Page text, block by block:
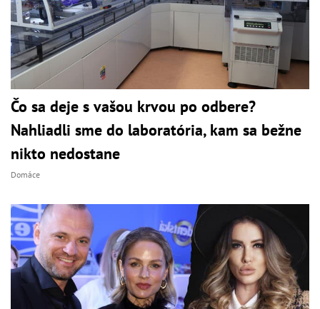
Čo sa deje s vašou krvou po odbere?
Nahliadli sme do laboratória, kam sa bežne
nikto nedostane
Domáce